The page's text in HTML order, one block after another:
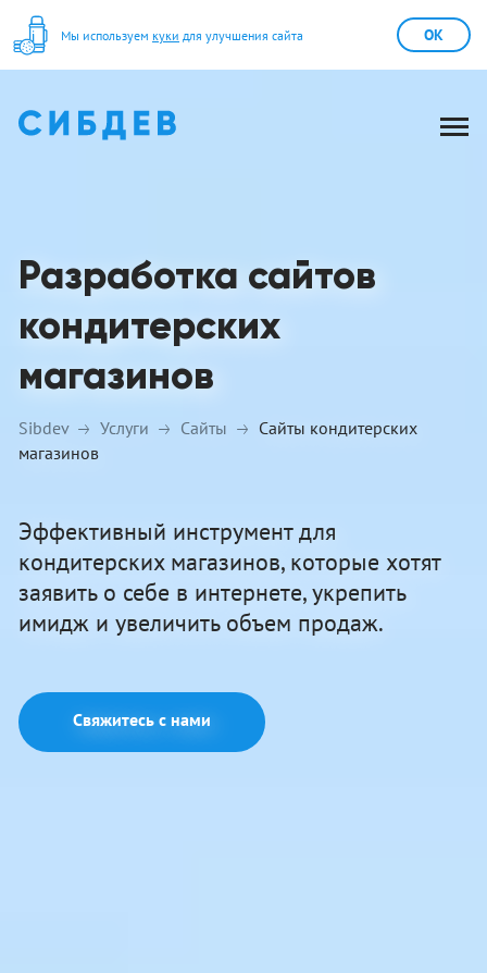
Мы используем куки для улучшения сайта OK
Разработка сайтов
кондитерских
магазинов
Sibdev Услуги Сайты
Сайты кондитерских
магазинов
Эффективный инструмент для
кондитерских магазинов, которые хотят
заявить о себе в интернете, укрепить
имидж и увеличить объем продаж.
Свяжитесь с нами